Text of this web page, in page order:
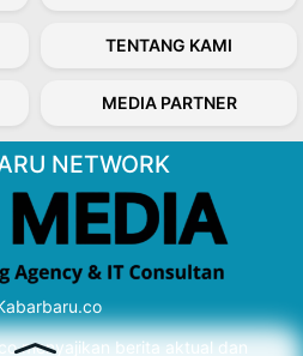
TENTANG KAMI
MEDIA PARTNER
NETWORK
menyajikan berita aktual dan